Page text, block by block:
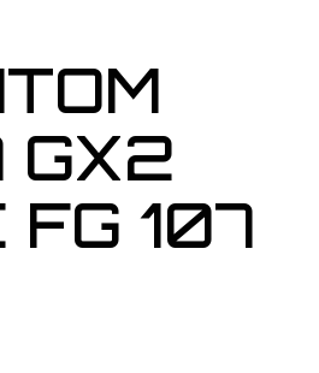
GX2
FG 107